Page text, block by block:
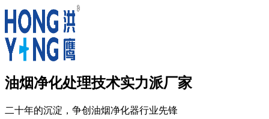
油烟净化处理技术实力派厂家
二十年的沉淀，争创油烟净化器行业先锋